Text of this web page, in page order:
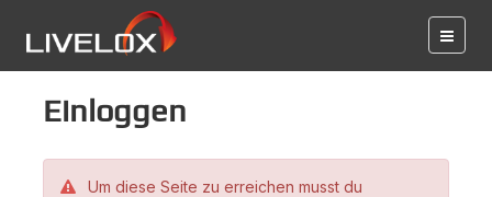
Einloggen
Um diese Seite zu erreichen musst du